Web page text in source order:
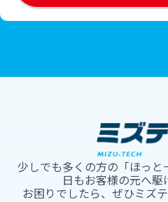
少しでも多くの方の「ほっと
日もお客様の元へ駆
お困りでしたら、ぜひミズ